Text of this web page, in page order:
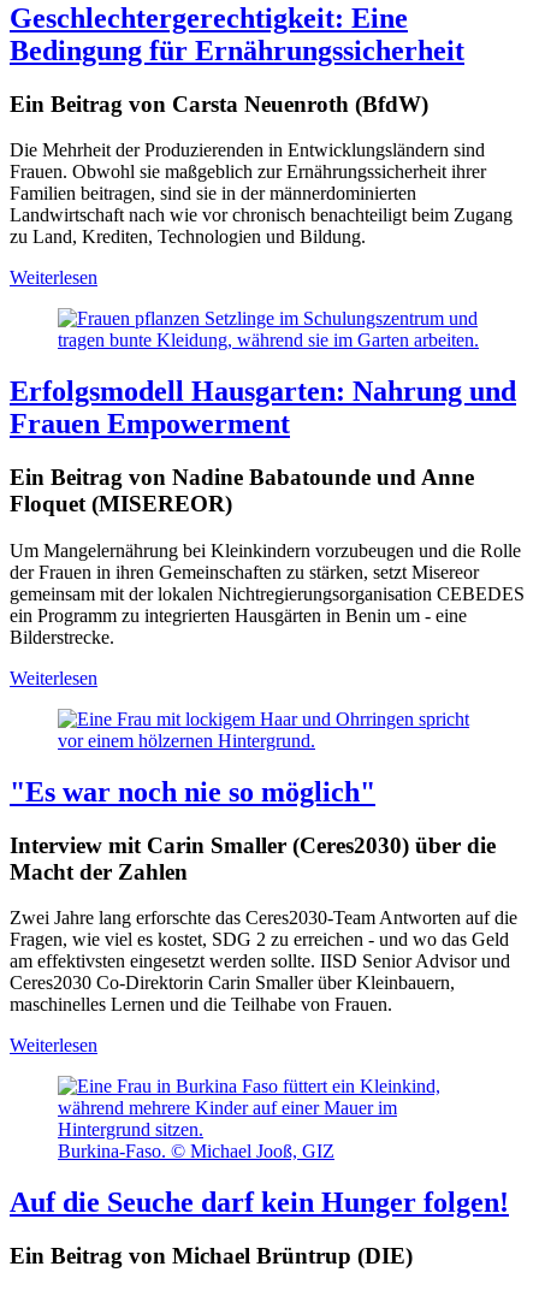
Geschlechtergerechtigkeit: Eine
Bedingung für Ernährungssicherheit
Ein Beitrag von Carsta Neuenroth (BfdW)
Die Mehrheit der Produzierenden in Entwicklungsländern sind
Frauen. Obwohl sie maßgeblich zur Ernährungssicherheit ihrer
Familien beitragen, sind sie in der männerdominierten
Landwirtschaft nach wie vor chronisch benachteiligt beim Zugang
zu Land, Krediten, Technologien und Bildung.
Weiterlesen
Erfolgsmodell Hausgarten: Nahrung und
Frauen Empowerment
Ein Beitrag von Nadine Babatounde und Anne
Floquet (MISEREOR)
Um Mangelernährung bei Kleinkindern vorzubeugen und die Rolle
der Frauen in ihren Gemeinschaften zu stärken, setzt Misereor
gemeinsam mit der lokalen Nichtregierungsorganisation CEBEDES
ein Programm zu integrierten Hausgärten in Benin um - eine
Bilderstrecke.
Weiterlesen
"Es war noch nie so möglich"
Interview mit Carin Smaller (Ceres2030) über die
Macht der Zahlen
Zwei Jahre lang erforschte das Ceres2030-Team Antworten auf die
Fragen, wie viel es kostet, SDG 2 zu erreichen - und wo das Geld
am effektivsten eingesetzt werden sollte. IISD Senior Advisor und
Ceres2030 Co-Direktorin Carin Smaller über Kleinbauern,
maschinelles Lernen und die Teilhabe von Frauen.
Weiterlesen
Burkina-Faso. © Michael Jooß, GIZ
Auf die Seuche darf kein Hunger folgen!
Ein Beitrag von Michael Brüntrup (DIE)